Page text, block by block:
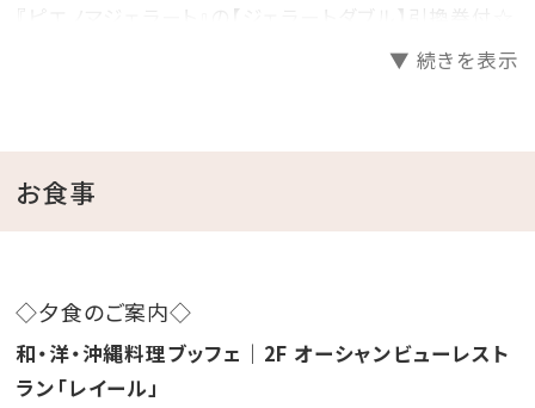
『ピエノマジェラート』の【ジェラートダブル】引換券付☆
とっておきのジェラートをお楽しみください♪
※不定休となりますので、店舗の営業については、
ださい。
※ご滞在中に『ピエノマジェラート』が休業日でご利用
いただけない場合は、
▼ 続きを表示
お食事
◇夕食のご案内◇
和・洋・沖縄料理ブッフェ｜2F オーシャンビューレスト
ラン「レイール」